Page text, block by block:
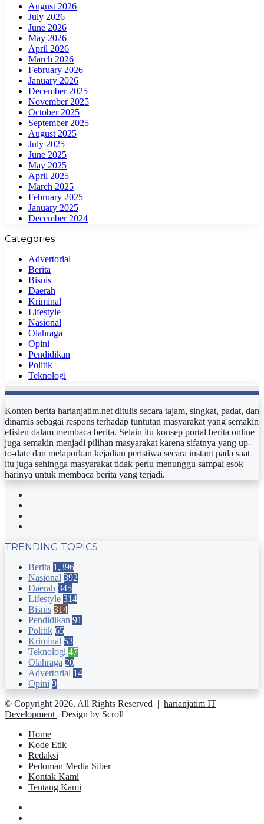
August 2026
July 2026
June 2026
May 2026
April 2026
March 2026
February 2026
January 2026
December 2025
November 2025
October 2025
September 2025
August 2025
July 2025
June 2025
May 2025
April 2025
March 2025
February 2025
January 2025
December 2024
Categories
Advertorial
Berita
Bisnis
Daerah
Kriminal
Lifestyle
Nasional
Olahraga
Opini
Pendidikan
Politik
Teknologi
Konten berita harianjatim.net ditulis secara tajam, singkat, padat, dan
dinamis sebagai respons terhadap tuntutan masyarakat yang semakin
efisien dalam membaca berita. Selain itu konsep portal berita online
juga semakin menjadi pilihan masyarakat karena sifatnya yang up-
to-date dan melaporkan kejadian peristiwa secara instant pada saat
itu juga sehingga masyarakat tidak perlu menunggu sampai esok
harinya untuk membaca berita yang terjadi.
TRENDING TOPICS
Berita 1,396
Nasional 392
Daerah 345
Lifestyle 314
Bisnis 314
Pendidikan 91
Politik 65
Kriminal 53
Teknologi 47
Olahraga 20
Advertorial 14
Opini 9
© Copyright 2026, All Rights Reserved | harianjatim IT
Development | Design by Scroll
Home
Kode Etik
Redaksi
Pedoman Media Siber
Kontak Kami
Tentang Kami